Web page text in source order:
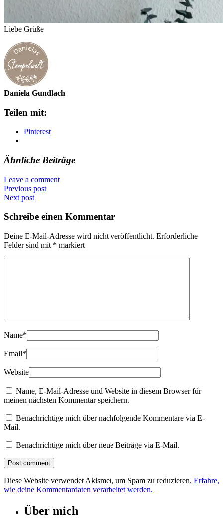
Liebe Grüße
Daniela Gundlach
Teilen mit:
Pinterest
Ähnliche Beiträge
Leave a comment
Previous post
Next post
Schreibe einen Kommentar
Deine E-Mail-Adresse wird nicht veröffentlicht. Erforderliche
Felder sind mit * markiert
Name*
Email*
Website
Name, E-Mail-Adresse und Website in diesem Browser für
meinen nächsten Kommentar speichern.
Benachrichtige mich über nachfolgende Kommentare via E-
Mail.
Benachrichtige mich über neue Beiträge via E-Mail.
Diese Website verwendet Akismet, um Spam zu reduzieren. Erfahre,
wie deine Kommentardaten verarbeitet werden.
Über mich